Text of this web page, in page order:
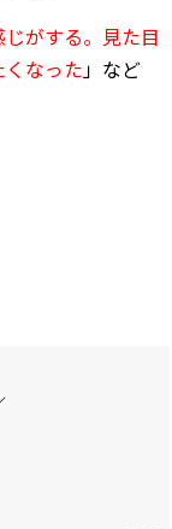
がする。見た目
なった 」など